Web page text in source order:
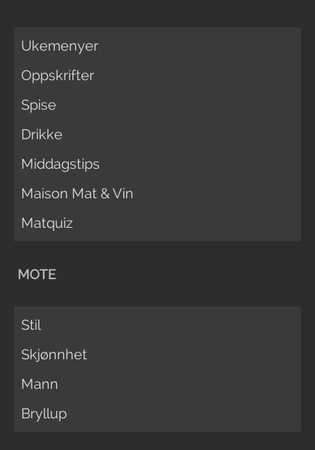
Ukemenyer
Oppskrifter
Spise
Drikke
Middagstips
Maison Mat & Vin
Matquiz
MOTE
Stil
Skjønnhet
Mann
Bryllup